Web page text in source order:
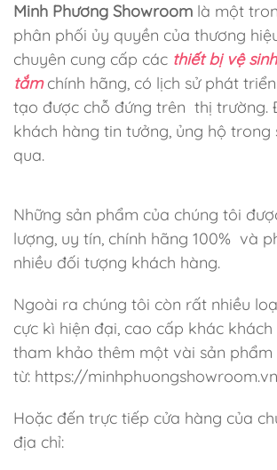
Minh Phương Showroom là một
phân phối ủy quyền của thương
chuyên cung cấp các thiết bị vệ
tắmchính hãng, có lịch sử phát
tạo được chỗ đứng trên thị trường.
khách hàng tin tưởng, ủng hộ trong
qua.
Những sản phẩm của chúng tôi
lượng, uy tín, chính hãng 100% và
nhiều đối tượng khách hàng.
Ngoài ra chúng tôi còn rất nhiều
cực kì hiện đại, cao cấp khác
tham khảo thêm một vài sản phẩm
từ: https://
Hoặc đến trực tiếp cửa hàng của
địa chỉ: